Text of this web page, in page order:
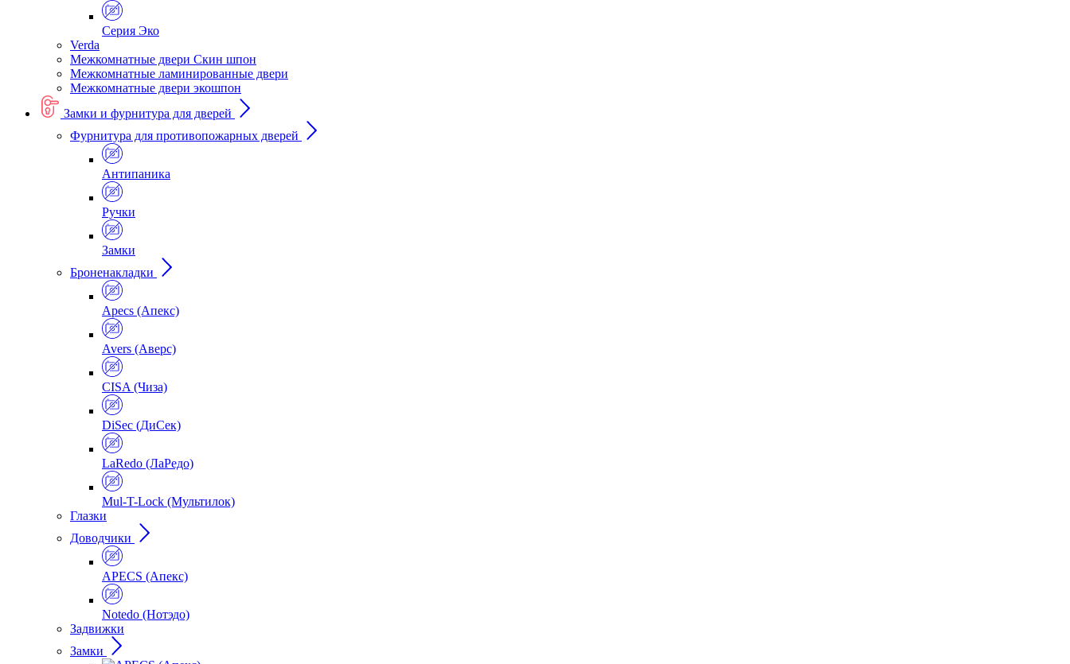
Серия Эко
Verda
Межкомнатные двери Скин шпон
Межкомнатные ламинированные двери
Межкомнатные двери экошпон
Замки и фурнитура для дверей
Фурнитура для противопожарных дверей
Антипаника
Ручки
Замки
Броненакладки
Apecs (Апекс)
Avers (Аверс)
CISA (Чиза)
DiSec (ДиСек)
LaRedo (ЛаРедо)
Mul-T-Lock (Мультилок)
Глазки
Доводчики
APECS (Апекс)
Notedo (Нотэдо)
Задвижки
Замки